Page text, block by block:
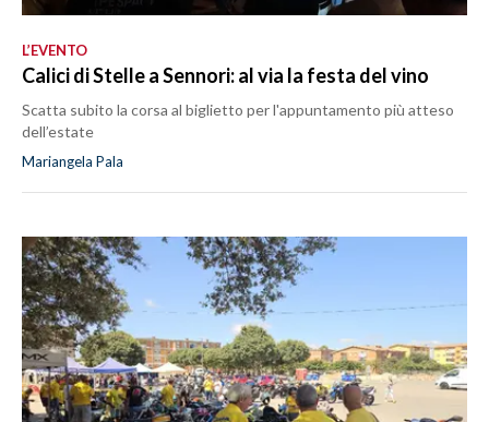
L’EVENTO
Calici di Stelle a Sennori: al via la festa del vino
Scatta subito la corsa al biglietto per l'appuntamento più atteso
dell’estate
Mariangela Pala